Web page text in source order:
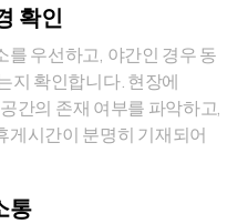
확인
우선하고, 야간인 경우 동
지 확인합니다. 현장에
간의 존재 여부를 파악하고,
게시간이 분명히 기재되어
통